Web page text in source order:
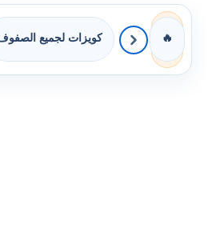
🔥 كويزات لجميع الصفوف